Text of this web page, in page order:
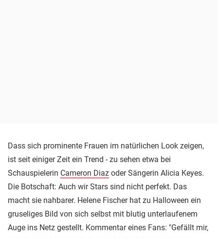
Dass sich prominente Frauen im natürlichen Look zeigen,
ist seit einiger Zeit ein Trend - zu sehen etwa bei
Schauspielerin Cameron Diaz oder Sängerin Alicia Keyes.
Die Botschaft: Auch wir Stars sind nicht perfekt. Das
macht sie nahbarer. Helene Fischer hat zu Halloween ein
gruseliges Bild von sich selbst mit blutig unterlaufenem
Auge ins Netz gestellt. Kommentar eines Fans: "Gefällt mir,